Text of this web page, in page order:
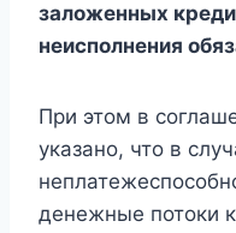
заложенных
неисполнения
При этом в
указано, что в
денежные потоки